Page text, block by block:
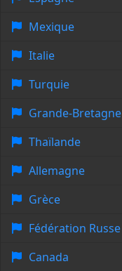
Mexique
Italie
Turquie
Grande-Bretagne
Thaïlande
Allemagne
Grèce
Fédération Russe
Canada